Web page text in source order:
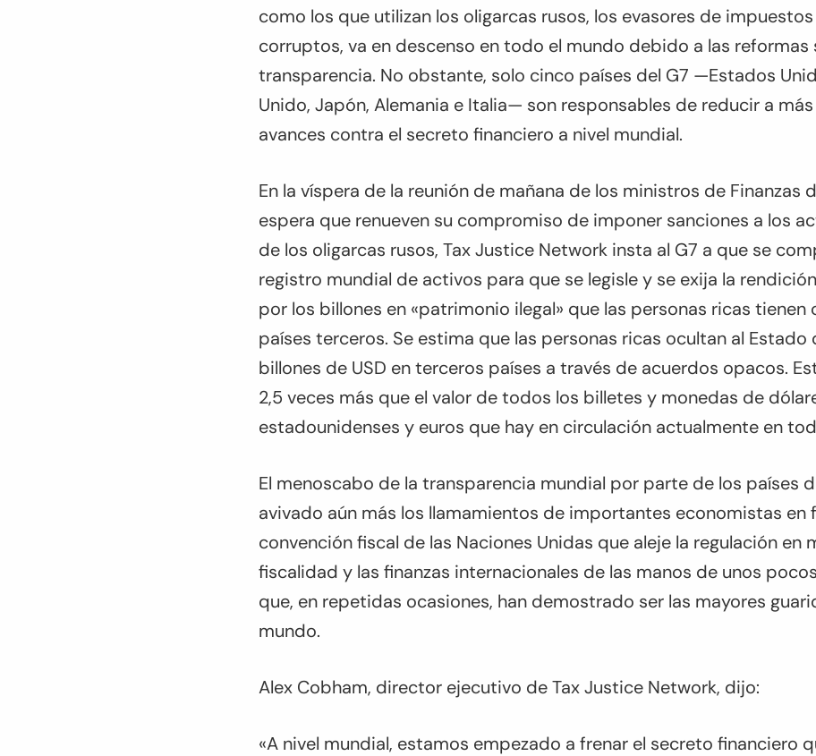
como los que utilizan los oligarcas rusos, los evasores de
corruptos, va en descenso en todo el mundo debido a las reformas
transparencia. No obstante, solo cinco países del G7 —Estados
Unido, Japón, Alemania e Italia— son responsables de reducir a
avances contra el secreto financiero a nivel mundial.
En la víspera de la reunión de mañana de los ministros de Finanzas
espera que renueven su compromiso de imponer sanciones a los
de los oligarcas rusos, Tax Justice Network insta al G7 a que se
registro mundial de activos para que se legisle y se exija la
por los billones en «patrimonio ilegal» que las personas ricas tienen
países terceros. Se estima que las personas ricas ocultan al Estado
billones de USD en terceros países a través de acuerdos opacos.
2,5 veces más que el valor de todos los billetes y monedas de
estadounidenses y euros que hay en circulación actualmente en
El menoscabo de la transparencia mundial por parte de los países
avivado aún más los llamamientos de importantes economistas en
convención fiscal de las Naciones Unidas que aleje la regulación en
fiscalidad y las finanzas internacionales de las manos de unos
que, en repetidas ocasiones, han demostrado ser las mayores
mundo.
Alex Cobham, director ejecutivo de Tax Justice Network, dijo:
«A nivel mundial, estamos empezado a frenar el secreto financiero